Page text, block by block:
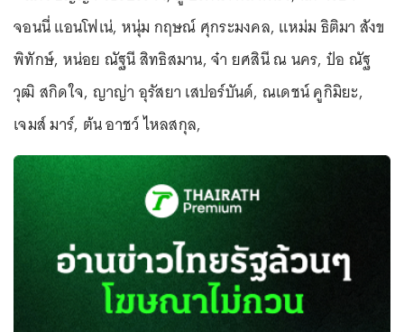
จอนนี่ แอนโฟเน่, หนุ่ม กฤษณ์ ศุกระมงคล, แหม่ม ธิติมา สังข
พิทักษ์, หน่อย ณัฐนี สิทธิสมาน, จ๋า ยศสินี ณ นคร, ป๋อ ณัฐ
วุฒิ สกิดใจ, ญาญ่า อุรัสยา เสปอร์บันด์, ณเดชน์ คูกิมิยะ,
เจมส์ มาร์, ต้น อาชว์ ไหลสกุล,